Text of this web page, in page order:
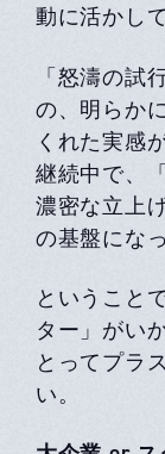
動に活かし
「怒濤の試
の、明らか
くれた実感
継続中で、
濃密な⽴上
の基盤にな
ということ
ター」がい
とってプラ
い。